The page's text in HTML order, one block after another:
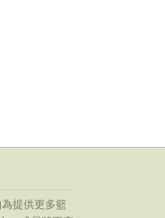
提供更多籃